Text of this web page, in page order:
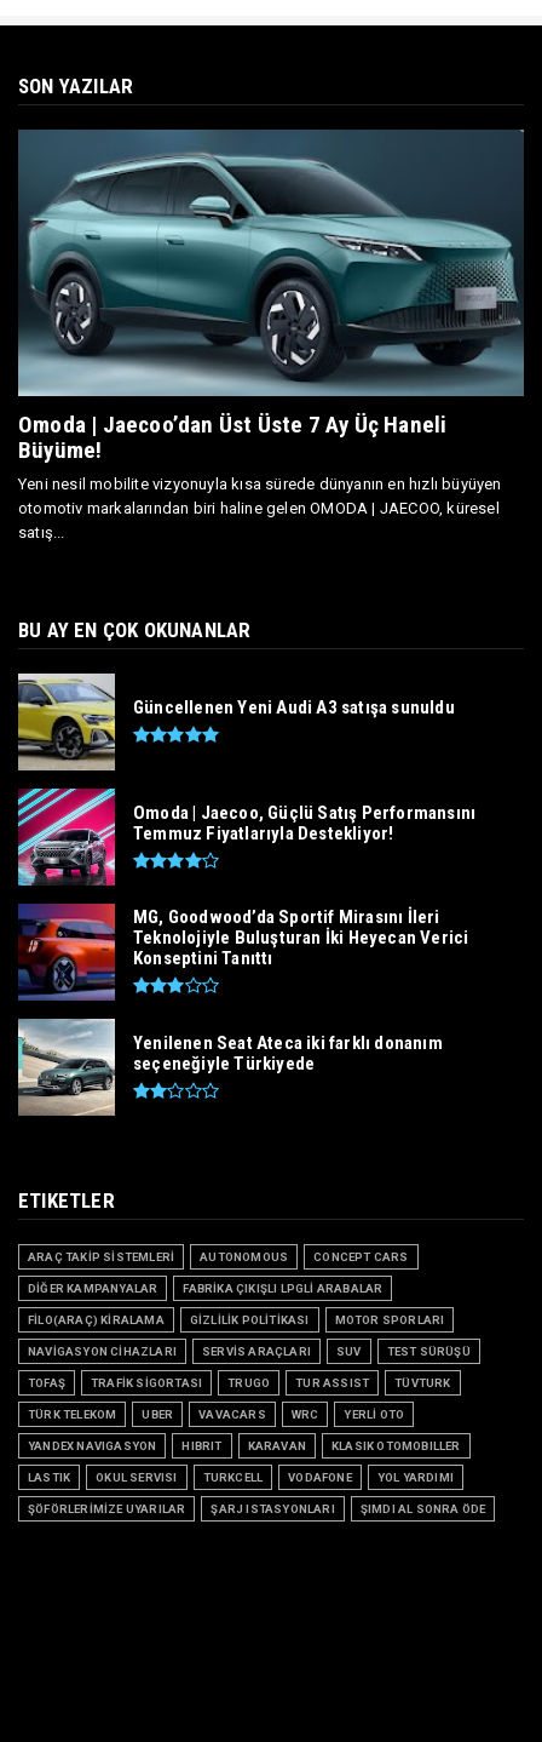
SON YAZILAR
Omoda | Jaecoo’dan Üst Üste 7 Ay Üç Haneli
Büyüme!
Yeni nesil mobilite vizyonuyla kısa sürede dünyanın en hızlı büyüyen
otomotiv markalarından biri haline gelen OMODA | JAECOO, küresel
satış...
BU AY EN ÇOK OKUNANLAR
Güncellenen Yeni Audi A3 satışa sunuldu
Omoda | Jaecoo, Güçlü Satış Performansını
Temmuz Fiyatlarıyla Destekliyor!
MG, Goodwood’da Sportif Mirasını İleri
Teknolojiyle Buluşturan İki Heyecan Verici
Konseptini Tanıttı
Yenilenen Seat Ateca iki farklı donanım
seçeneğiyle Türkiyede
ETIKETLER
ARAÇ TAKİP SİSTEMLERİ AUTONOMOUS CONCEPT CARS
DİĞER KAMPANYALAR FABRİKA ÇIKIŞLI LPGLİ ARABALAR
FİLO(ARAÇ) KİRALAMA GİZLİLİK POLİTİKASI MOTOR SPORLARI
NAVİGASYON CİHAZLARI SERVİS ARAÇLARI SUV TEST SÜRÜŞÜ
TOFAŞ TRAFİK SİGORTASI TRUGO TUR ASSIST TÜVTURK
TÜRK TELEKOM UBER VAVACARS WRC YERLİ OTO
YANDEX NAVIGASYON HIBRIT KARAVAN KLASIK OTOMOBILLER
LASTIK OKUL SERVISI TURKCELL VODAFONE YOL YARDIMI
ŞÖFÖRLERİMİZE UYARILAR ŞARJ ISTASYONLARI ŞIMDI AL SONRA ÖDE